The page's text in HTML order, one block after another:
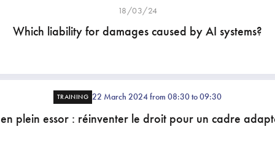
18/03/24
Which liability for damages caused by AI systems?
TRAINING 22 March 2024 from 08:30 to 09:30
plein essor : réinventer le droit pour un cadre